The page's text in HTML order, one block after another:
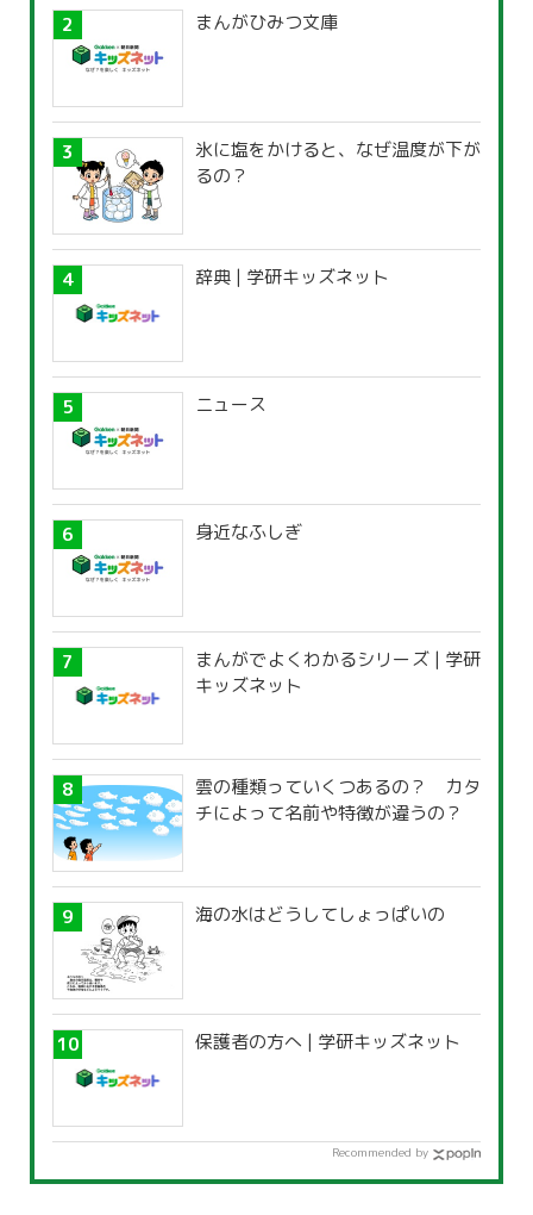
まんがひみつ文庫
氷に塩をかけると、なぜ温度が下が
るの？
辞典 | 学研キッズネット
ニュース
身近なふしぎ
まんがでよくわかるシリーズ | 学研
キッズネット
雲の種類っていくつあるの？ カタ
チによって名前や特徴が違うの？
海の水はどうしてしょっぱいの
保護者の方へ | 学研キッズネット
Recommended by